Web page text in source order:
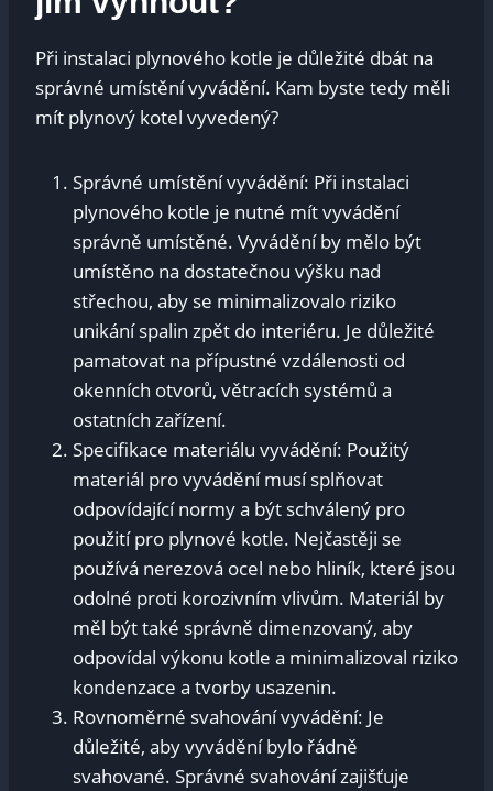
Při instalaci plynového kotle je důležité dbát na
správné umístění vyvádění. Kam byste tedy měli
mít plynový kotel vyvedený?
Správné umístění vyvádění: Při instalaci
plynového kotle je nutné mít vyvádění
správně umístěné. Vyvádění by mělo být
umístěno na dostatečnou výšku nad
střechou, aby se minimalizovalo riziko
unikání spalin zpět do interiéru. Je důležité
pamatovat na přípustné vzdálenosti od
okenních otvorů, větracích systémů a
ostatních zařízení.
Specifikace materiálu vyvádění: Použitý
materiál pro vyvádění musí splňovat
odpovídající normy a být schválený pro
použití pro plynové kotle. Nejčastěji se
používá nerezová ocel nebo hliník, které jsou
odolné proti korozivním vlivům. Materiál by
měl být také správně dimenzovaný, aby
odpovídal výkonu kotle a minimalizoval riziko
kondenzace a tvorby usazenin.
Rovnoměrné svahování vyvádění: Je
důležité, aby vyvádění bylo řádně
svahované. Správné svahování zajišťuje